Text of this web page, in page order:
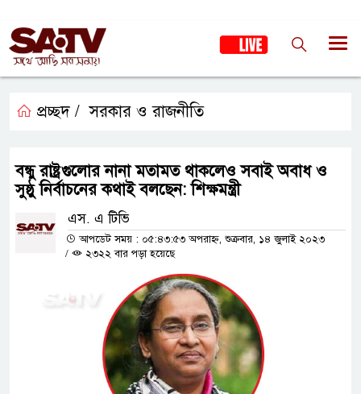
প্রচ্ছদ / সরকার ও রাজনীতি
বন্ধু রাষ্ট্রগুলোর নানা মতামত থাকলেও সবাই অবাধ ও
সুষ্ঠু নির্বাচনের কথাই বলছেন: শিক্ষমন্ত্রী
এস. এ টিভি
আপডেট সময় : ০৫:৪৩:৫৩ অপরাহ্ন, শুক্রবার, ১৪ জুলাই ২০২৩
/
২৩২২ বার পড়া হয়েছে